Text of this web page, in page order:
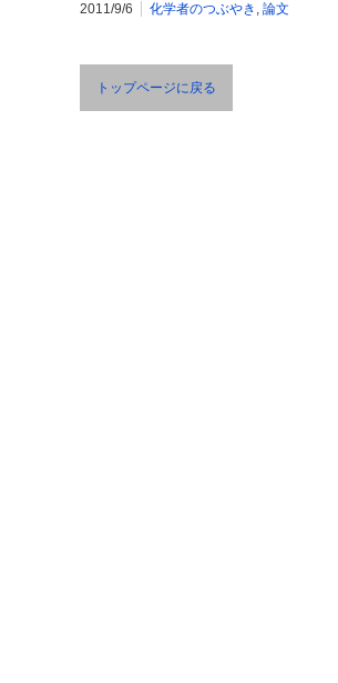
2011/9/6 化学者のつぶやき , 論文
トップページに戻る